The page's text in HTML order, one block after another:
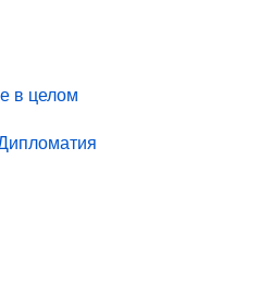
в целом